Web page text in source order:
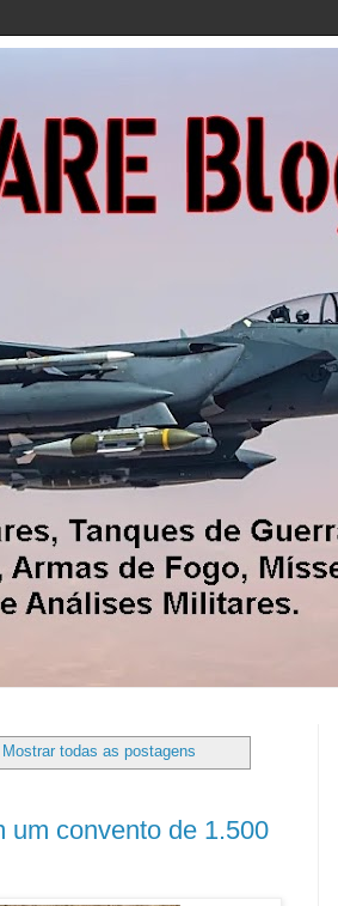
Mostrar todas as postagens
um convento de 1.500